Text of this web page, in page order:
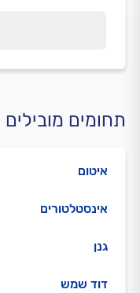
תחומים מובילים
איטום
אינסטלטורים
גנן
דוד שמש